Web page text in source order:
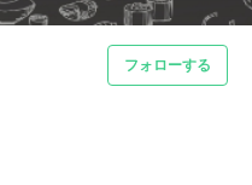
フォローする